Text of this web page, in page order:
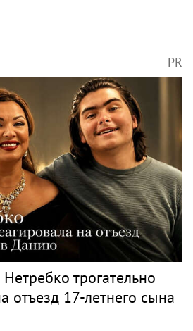
PR
трогательно
отъезд 17-летнего сына